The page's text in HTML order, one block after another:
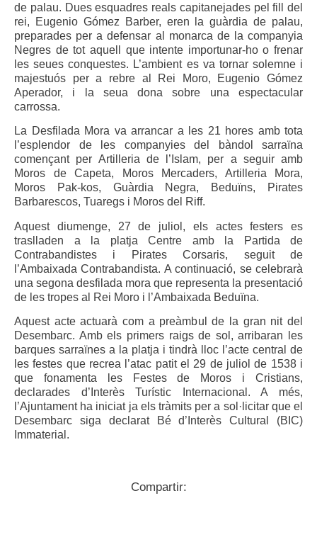
de palau. Dues esquadres reals capitanejades pel fill del
rei, Eugenio Gómez Barber, eren la guàrdia de palau,
preparades per a defensar al monarca de la companyia
Negres de tot aquell que intente importunar-ho o frenar
les seues conquestes. L’ambient es va tornar solemne i
majestuós per a rebre al Rei Moro, Eugenio Gómez
Aperador, i la seua dona sobre una espectacular
carrossa.
La Desfilada Mora va arrancar a les 21 hores amb tota
l’esplendor de les companyies del bàndol sarraïna
començant per Artilleria de l’Islam, per a seguir amb
Moros de Capeta, Moros Mercaders, Artilleria Mora,
Moros Pak-kos, Guàrdia Negra, Beduïns, Pirates
Barbarescos, Tuaregs i Moros del Riff.
Aquest diumenge, 27 de juliol, els actes festers es
traslladen a la platja Centre amb la Partida de
Contrabandistes i Pirates Corsaris, seguit de
l’Ambaixada Contrabandista. A continuació, se celebrarà
una segona desfilada mora que representa la presentació
de les tropes al Rei Moro i l’Ambaixada Beduïna.
Aquest acte actuarà com a preàmbul de la gran nit del
Desembarc. Amb els primers raigs de sol, arribaran les
barques sarraïnes a la platja i tindrà lloc l’acte central de
les festes que recrea l’atac patit el 29 de juliol de 1538 i
que fonamenta les Festes de Moros i Cristians,
declarades d’Interès Turístic Internacional. A més,
l’Ajuntament ha iniciat ja els tràmits per a sol·licitar que el
Desembarc siga declarat Bé d’Interès Cultural (BIC)
Immaterial.
Compartir: